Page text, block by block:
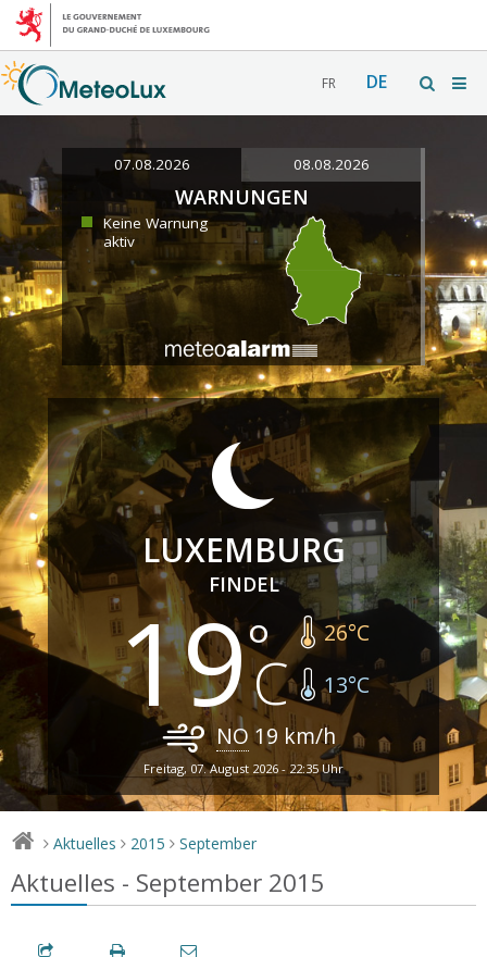
FR DE
07.08.2026 08.08.2026
WARNUNGEN
Keine Warnung
aktiv
LUXEMBURG
FINDEL
19 26°C
13°C
NO 19 km/h
Freitag, 07. August 2026 - 22:35 Uhr
> Aktuelles > 2015 > September
Aktuelles - September 2015